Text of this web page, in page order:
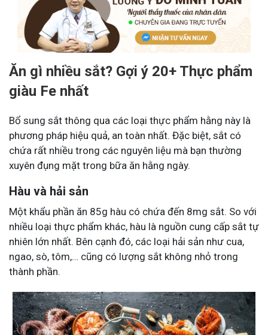
Ăn gì nhiều sắt? Gợi ý 20+ Thực phẩm
giàu Fe nhất
Bổ sung sắt thông qua các loại thực phẩm hằng này là
phương pháp hiệu quả, an toàn nhất. Đặc biệt, sắt có
chứa rất nhiều trong các nguyên liệu mà bạn thường
xuyên đụng mặt trong bữa ăn hằng ngày.
Hàu và hải sản
Một khẩu phần ăn 85g hàu có chứa đến 8mg sắt. So với
nhiều loại thực phẩm khác, hàu là nguồn cung cấp sắt tự
nhiên lớn nhất. Bên cạnh đó, các loại hải sản như cua,
ngao, sò, tôm,… cũng có lượng sắt không nhỏ trong
thành phần.